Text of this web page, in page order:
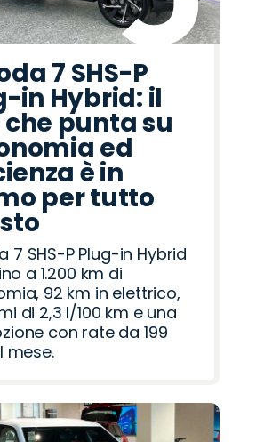
7 SHS-P
in Hybrid: il
che punta su
ed
è in
per tutto
7 SHS-P Plug-in Hybrid
a 1.200 km di
92 km in elettrico,
di 2,3 l/100 km e una
con rate da 199
mese.